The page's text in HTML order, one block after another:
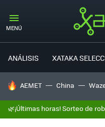
MENÚ
ANÁLISIS XATAKA
HOY SE HABLA DE
AEMET China
🌿¡Últimas horas! Sorteo de